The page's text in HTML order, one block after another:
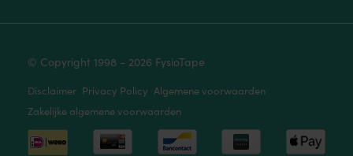
© Copyright 1998 - 2026 FysioTape
Disclaimer Privacy Policy Algemene voorwaarden
Zakelijke algemene voorwaarden